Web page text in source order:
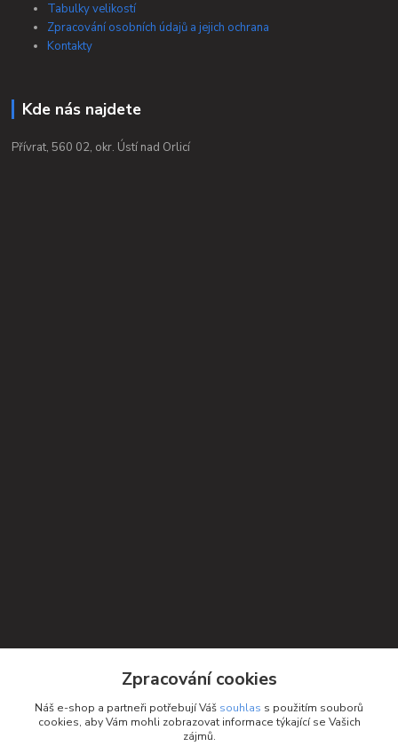
Tabulky velikostí
Zpracování osobních údajů a jejich ochrana
Kontakty
Kde nás najdete
Přívrat, 560 02, okr. Ústí nad Orlicí
+420 732 552 122
Zpracování cookies
Náš e-shop a partneři potřebují Váš souhlas s použitím souborů
cookies, aby Vám mohli zobrazovat informace týkající se Vašich
zájmů.